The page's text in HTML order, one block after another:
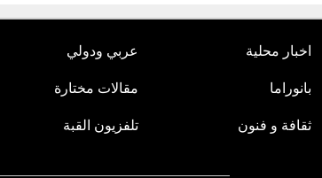
اخبار محلية عربي ودولي
بانوراما مقالات مختارة
ثقافة و فنون تلفزيون القبة